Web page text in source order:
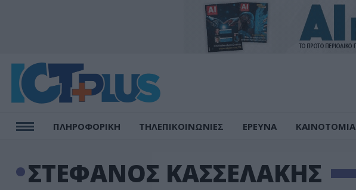
ΠΛΗΡΟΦΟΡΙΚΗ ΤΗΛΕΠΙΚΟΙΝΩΝΙΕΣ ΕΡΕΥΝΑ ΚΑΙΝΟΤΟΜΙΑ
ΣΤΕΦΑΝΟΣ ΚΑΣΣΕΛΑΚΗΣ